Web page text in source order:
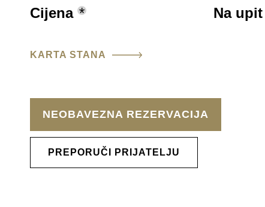
Cijena * Na upit
KARTA STANA
NEOBAVEZNA REZERVACIJA
PREPORUČI PRIJATELJU